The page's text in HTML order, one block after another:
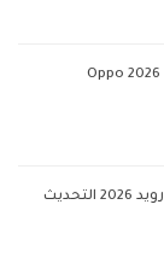
أفضل إعدادات الحساسية فري فاير أندرويد 2026 التحديث